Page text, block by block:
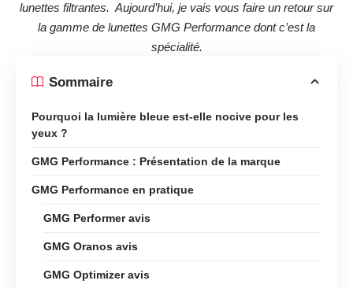
lunettes filtrantes. Aujourd’hui, je vais vous faire un retour sur
la gamme de lunettes GMG Performance dont c’est la
spécialité.
Sommaire
Pourquoi la lumière bleue est-elle nocive pour les
yeux ?
GMG Performance : Présentation de la marque
GMG Performance en pratique
GMG Performer avis
GMG Oranos avis
GMG Optimizer avis